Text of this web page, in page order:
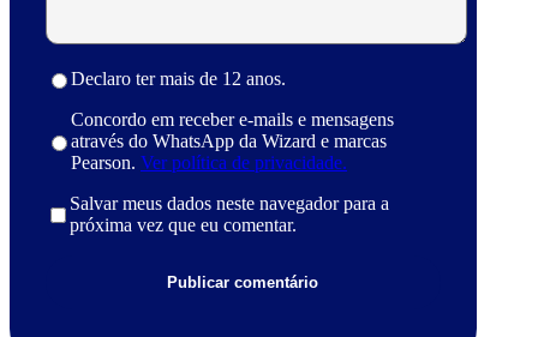
Declaro ter mais de 12 anos.
Concordo em receber e-mails e mensagens
através do WhatsApp da Wizard e marcas
Pearson. Ver política de privacidade.
Salvar meus dados neste navegador para a
próxima vez que eu comentar.